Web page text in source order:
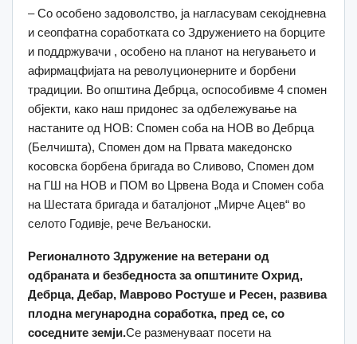
– Со особено задоволство, ја нагласувам секојдневна
и сеопфатна соработката со Здружението на борците
и поддржувачи , особено на планот на негувањето и
афирмацфијата на револуционерните и борбени
традиции. Во општина Дебрца, оспособивме 4 спомен
објекти, како наш придонес за одбележување на
настаните од НОВ: Спомен соба на НОВ во Дебрца
(Белчишта), Спомен дом на Првата македонско
косовска борбена бригада во Сливово, Спомен дом
на ГШ на НОВ и ПОМ во Црвена Вода и Спомен соба
на Шестата бригада и баталјонот „Мирче Ацев“ во
селото Годивје, рече Вељаноски.
Регионалното Здружение на ветерани од
одбраната и безбедностаза општините Охрид,
Дебрца, Дебар, Маврово Ростуше и Ресен, развива
плодна мегународна соработка, пред се, со
соседните земји.Се разменуваат посети на